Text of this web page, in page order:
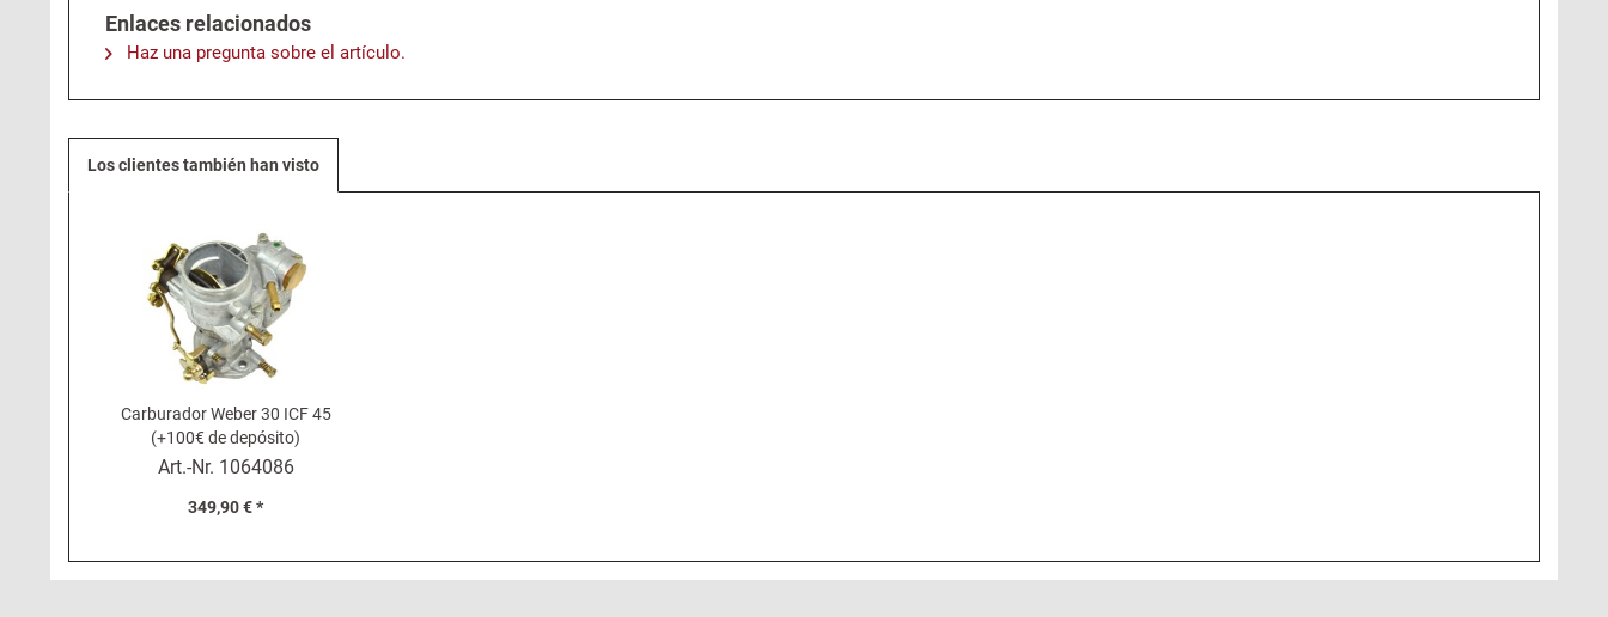
Enlaces relacionados
Haz una pregunta sobre el artículo.
Los clientes también han visto
Carburador Weber 30 ICF 45
(+100€ de depósito)
Art.-Nr. 1064086
349,90 € *